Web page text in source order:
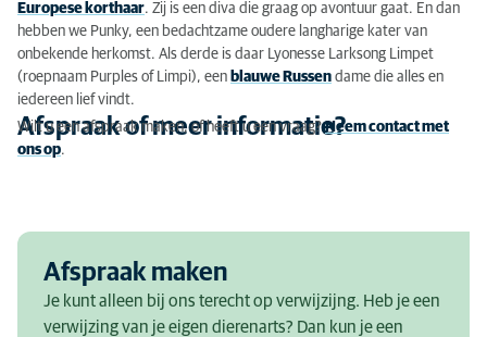
Europese korthaar. Zij is een diva die graag op avontuur gaat. En dan
hebben we Punky, een bedachtzame oudere langharige kater van
onbekende herkomst. Als derde is daar Lyonesse Larksong Limpet
(roepnaam Purples of Limpi), een blauwe Russen dame die alles en
iedereen lief vindt.
Afspraak of meer informatie?
Wilt u een afspraak maken, of heeft u een vraag?Neem contact met
ons op.
Afspraak maken
Je kunt alleen bij ons terecht op verwijzijng. Heb je een
verwijzing van je eigen dierenarts? Dan kun je een